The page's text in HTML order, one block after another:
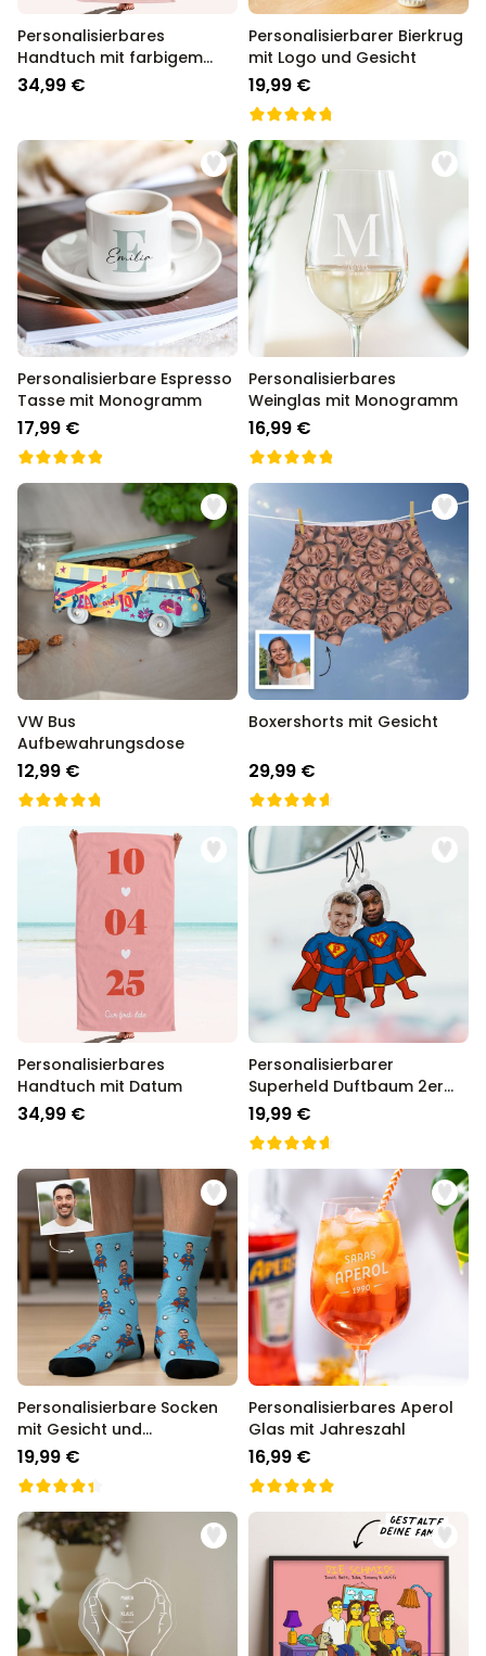
Personalisierbares
Handtuch mit farbigem
Hintergrund und Text
34,99 €
Personalisierbarer Bierkrug
mit Logo und Gesicht
19,99 €
Personalisierbare Espresso
Tasse mit Monogramm
17,99 €
Personalisierbares
Weinglas mit Monogramm
16,99 €
VW Bus
Aufbewahrungsdose
12,99 €
Boxershorts mit Gesicht
29,99 €
Personalisierbares
Handtuch mit Datum
34,99 €
Personalisierbarer
Superheld Duftbaum 2er
Set mit Gesicht
19,99 €
Personalisierbare Socken
mit Gesicht und
Superhelden
19,99 €
Personalisierbares Aperol
Glas mit Jahreszahl
16,99 €